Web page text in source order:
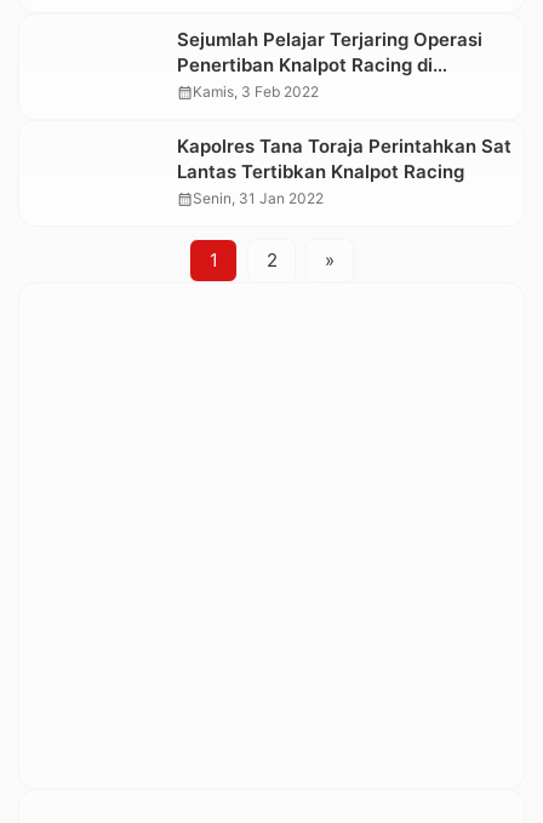
Sejumlah Pelajar Terjaring Operasi
Penertiban Knalpot Racing di
Sangalla’
calendar_monthKamis, 3 Feb 2022
Kapolres Tana Toraja Perintahkan Sat
Lantas Tertibkan Knalpot Racing
calendar_monthSenin, 31 Jan 2022
1 2 »